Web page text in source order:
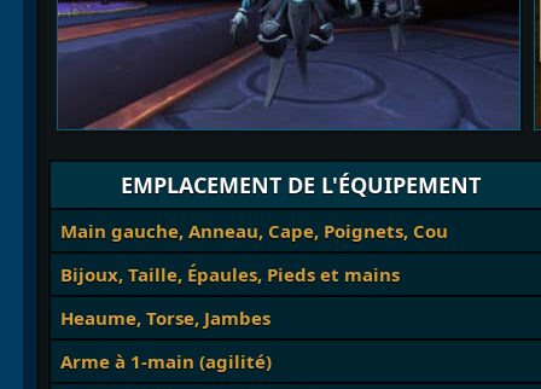
EMPLACEMENT DE L'ÉQUIPEMENT
Main gauche, Anneau, Cape, Poignets, Cou
Bijoux, Taille, Épaules, Pieds et mains
Heaume, Torse, Jambes
Arme à 1-main (agilité)